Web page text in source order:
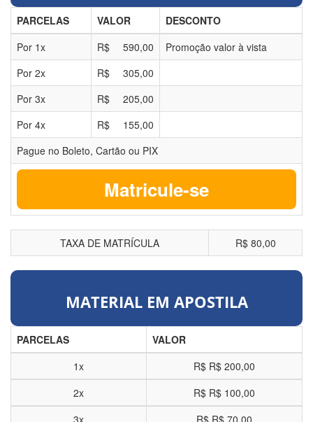
PARCELAS VALOR
DESCONTO
Por 1x R$ 590,00
Promoção valor à vista
Por 2x R$
305,00
Por 3x R$
205,00
Por 4x R$
155,00
Pague no Boleto, Cartão ou PIX
Matricule-se
TAXA DE MATRÍCULA R$ 80,00
MATERIAL EM APOSTILA
PARCELAS
VALOR
1x
R$ R$ 200,00
2x
R$ R$ 100,00